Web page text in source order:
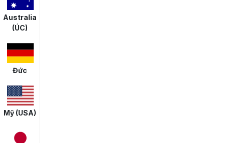
Australia
(ÚC)
Đức
Mỹ (USA)